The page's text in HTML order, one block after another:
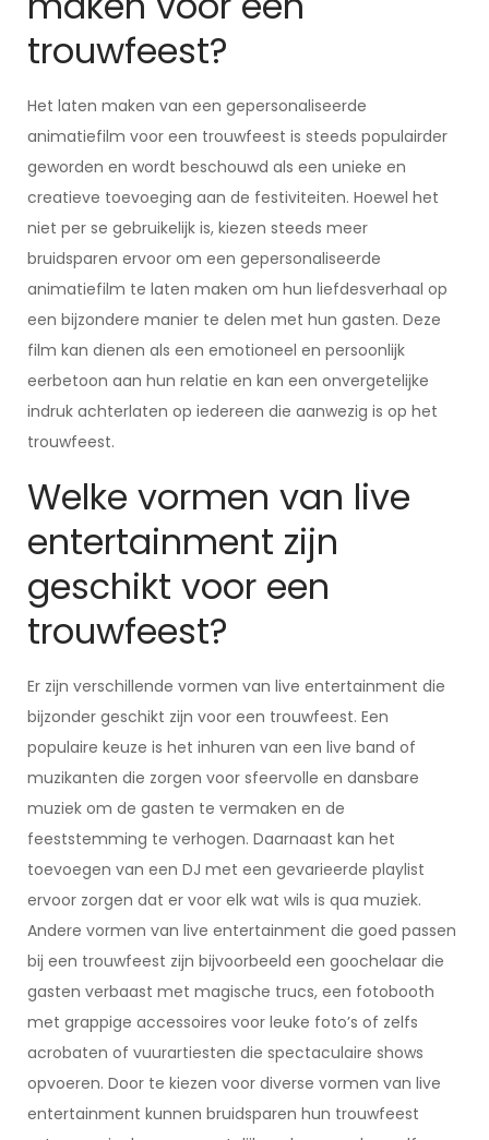
trouwfeest?
Het laten maken van een gepersonaliseerde
animatiefilm voor een trouwfeest is steeds populairder
geworden en wordt beschouwd als een unieke en
creatieve toevoeging aan de festiviteiten. Hoewel het
niet per se gebruikelijk is, kiezen steeds meer
bruidsparen ervoor om een gepersonaliseerde
animatiefilm te laten maken om hun liefdesverhaal op
een bijzondere manier te delen met hun gasten. Deze
film kan dienen als een emotioneel en persoonlijk
eerbetoon aan hun relatie en kan een onvergetelijke
indruk achterlaten op iedereen die aanwezig is op het
trouwfeest.
Welke vormen van live
entertainment zijn
geschikt voor een
trouwfeest?
Er zijn verschillende vormen van live entertainment die
bijzonder geschikt zijn voor een trouwfeest. Een
populaire keuze is het inhuren van een live band of
muzikanten die zorgen voor sfeervolle en dansbare
muziek om de gasten te vermaken en de
feeststemming te verhogen. Daarnaast kan het
toevoegen van een DJ met een gevarieerde playlist
ervoor zorgen dat er voor elk wat wils is qua muziek.
Andere vormen van live entertainment die goed passen
bij een trouwfeest zijn bijvoorbeeld een goochelaar die
gasten verbaast met magische trucs, een fotobooth
met grappige accessoires voor leuke foto’s of zelfs
acrobaten of vuurartiesten die spectaculaire shows
opvoeren. Door te kiezen voor diverse vormen van live
entertainment kunnen bruidsparen hun trouwfeest